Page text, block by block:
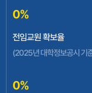
0%
전임교원 확보율
(2025년 대학정보공시 기
0%